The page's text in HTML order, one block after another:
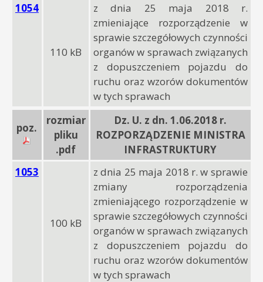
1054
110 kB
z dnia 25 maja 2018 r.
zmieniające rozporządzenie w
sprawie szczegółowych czynności
organów w sprawach związanych
z dopuszczeniem pojazdu do
ruchu oraz wzorów dokumentów
w tych sprawach
poz.
rozmiar
pliku
.pdf
Dz. U. z dn. 1.06.2018 r.
ROZPORZĄDZENIE MINISTRA
INFRASTRUKTURY
1053
100 kB
z dnia 25 maja 2018 r. w sprawie
zmiany rozporządzenia
zmieniającego rozporządzenie w
sprawie szczegółowych czynności
organów w sprawach związanych
z dopuszczeniem pojazdu do
ruchu oraz wzorów dokumentów
w tych sprawach